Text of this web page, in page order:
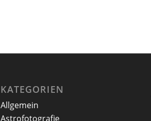
KATEGORIEN
Allgemein
Astrofotografie